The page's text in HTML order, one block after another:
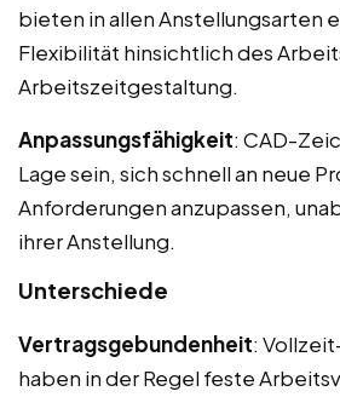
bieten in allen Anstellungsarten
Flexibilität hinsichtlich des
Arbeitszeitgestaltung.
Anpassungsfähigkeit: CAD-
Lage sein, sich schnell an neue
Anforderungen anzupassen,
ihrer Anstellung.
Unterschiede
Vertragsgebundenheit:
haben in der Regel feste